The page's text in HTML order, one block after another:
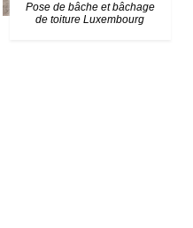
Pose de bâche et bâchage
de toiture Luxembourg